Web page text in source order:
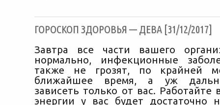
ГОРОСКОП ЗДОРОВЬЯ — ДЕВА [31/12/2017]
Завтра все части вашего
нормально, инфекционные
также не грозят, по крайней
ближайшее время, а уж
зависеть только от вас. Работайте
энергии у вас будет достаточно